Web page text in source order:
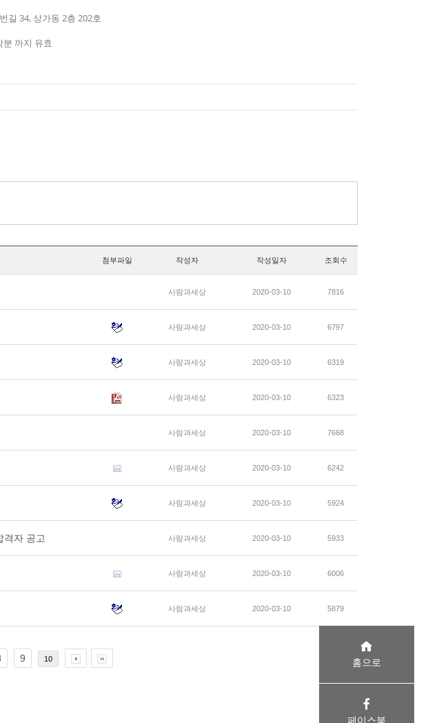
길 34, 상가동 2층 202호
까지 유효
첨부파일 작성자 작성일자 조회수
사람과세상 2020-03-10 7816
사람과세상 2020-03-10 6797
사람과세상 2020-03-10 6319
사람과세상 2020-03-10 6323
사람과세상 2020-03-10 7668
사람과세상 2020-03-10 6242
사람과세상 2020-03-10 5924
격자 공고 사람과세상 2020-03-10 5933
사람과세상 2020-03-10 6006
사람과세상 2020-03-10 5879
9 10 홈으로
페이스북